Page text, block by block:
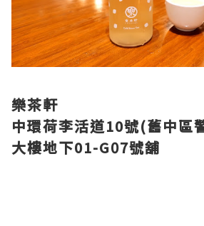
樂茶軒
中環荷李活道10號(舊中區
大樓地下01-G07號舖